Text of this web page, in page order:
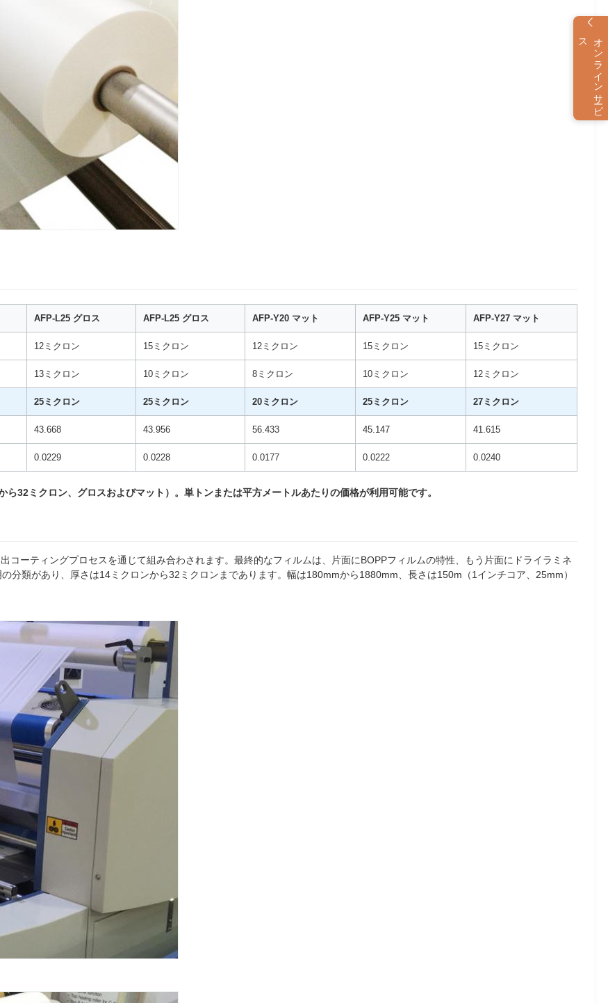
オ
ン
ラ
イ
ン
サ
ービ
ス
AFP-L25 グロス AFP-L25 グロス AFP-Y20 マット AFP-Y25 マット AFP-Y27 マット
12ミクロン 15ミクロン 12ミクロン 15ミクロン 15ミクロン
13ミクロン 10ミクロン 8ミクロン 10ミクロン 12ミクロン
25ミクロン 25ミクロン 20ミクロン 25ミクロン 27ミクロン
43.668 43.956 56.433 45.147 41.615
0.0229 0.0228 0.0177 0.0222 0.0240
32ミクロン、グロスおよびマット）。単トンまたは平方メートルあたりの価格が利用可能です。
コーティングプロセスを通じて組み合わされます。最終的なフィルムは、片面にBOPPフィルムの特性、もう片面にドライラミネ
分類があり、厚さは14ミクロンから32ミクロンまであります。幅は180mmから1880mm、長さは150m（1インチコア、25mm）